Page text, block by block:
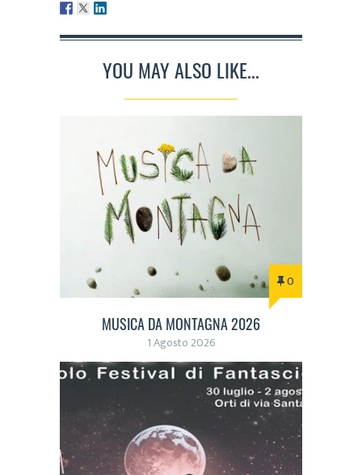
YOU MAY ALSO LIKE...
0
MUSICA DA MONTAGNA 2026
1 Agosto 2026